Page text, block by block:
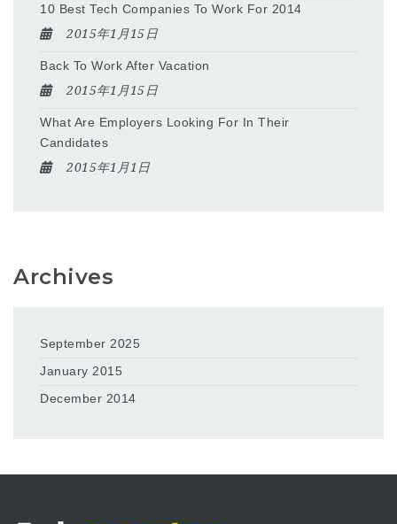
10 Best Tech Companies To Work For 2014
2015年1月15日
Back To Work After Vacation
2015年1月15日
What Are Employers Looking For In Their
Candidates
2015年1月1日
Archives
September 2025
January 2015
December 2014